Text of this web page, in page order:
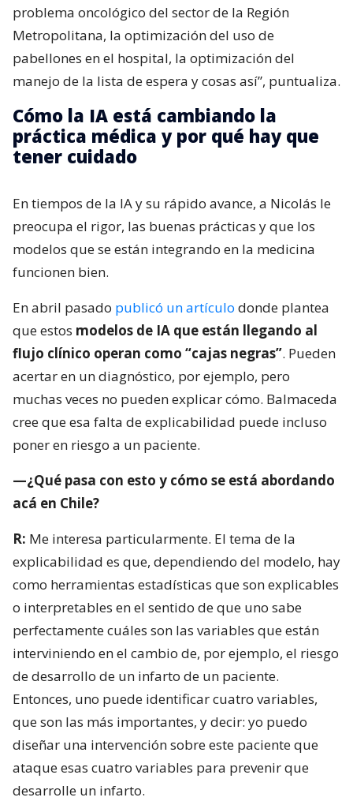
problema oncológico del sector de la Región
Metropolitana, la optimización del uso de
pabellones en el hospital, la optimización del
manejo de la lista de espera y cosas así”, puntualiza.
Cómo la IA está cambiando la
práctica médica y por qué hay que
tener cuidado
En tiempos de la IA y su rápido avance, a Nicolás le
preocupa el rigor, las buenas prácticas y que los
modelos que se están integrando en la medicina
funcionen bien.
En abril pasado publicó un artículo donde plantea
que estos modelos de IA que están llegando al
flujo clínico operan como “cajas negras”. Pueden
acertar en un diagnóstico, por ejemplo, pero
muchas veces no pueden explicar cómo. Balmaceda
cree que esa falta de explicabilidad puede incluso
poner en riesgo a un paciente.
—¿Qué pasa con esto y cómo se está abordando
acá en Chile?
R: Me interesa particularmente. El tema de la
explicabilidad es que, dependiendo del modelo, hay
como herramientas estadísticas que son explicables
o interpretables en el sentido de que uno sabe
perfectamente cuáles son las variables que están
interviniendo en el cambio de, por ejemplo, el riesgo
de desarrollo de un infarto de un paciente.
Entonces, uno puede identificar cuatro variables,
que son las más importantes, y decir: yo puedo
diseñar una intervención sobre este paciente que
ataque esas cuatro variables para prevenir que
desarrolle un infarto.